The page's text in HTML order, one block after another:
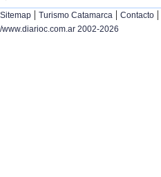
Sitemap | Turismo Catamarca | Contacto |
/www.diarioc.com.ar 2002-2026